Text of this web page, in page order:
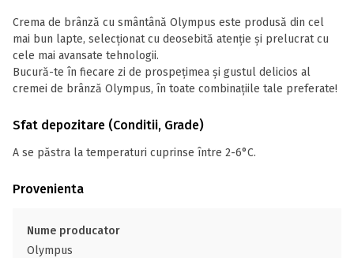
Crema de brânză cu smântână Olympus este produsă din cel
mai bun lapte, selecționat cu deosebită atenție și prelucrat cu
cele mai avansate tehnologii.
Bucură-te în fiecare zi de prospețimea și gustul delicios al
cremei de brânză Olympus, în toate combinațiile tale preferate!
Sfat depozitare (Conditii, Grade)
A se păstra la temperaturi cuprinse între 2-6°C.
Provenienta
Nume producator
Olympus